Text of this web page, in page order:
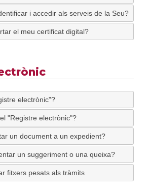
i accedir als serveis de la Seu?
el meu certificat digital?
electrònic"?
"Registre electrònic"?
un document a un expedient?
un suggeriment o una queixa?
fitxers pesats als tràmits